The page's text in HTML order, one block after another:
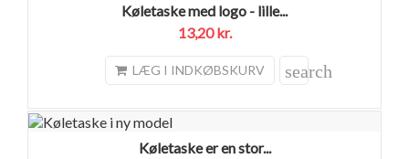
Køletaske med logo - lille...
13,20 kr.
LÆG I INDKØBSKURV search
Køletaske er en stor...